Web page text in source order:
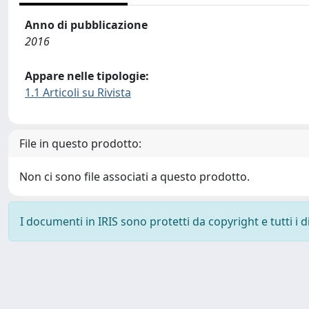
Anno di pubblicazione
2016
Appare nelle tipologie:
1.1 Articoli su Rivista
File in questo prodotto:
Non ci sono file associati a questo prodotto.
I documenti in IRIS sono protetti da copyright e tutti i